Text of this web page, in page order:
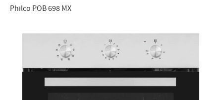
Philco POB 698 MX